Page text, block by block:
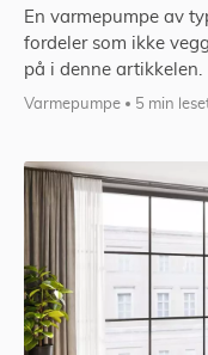
En varmepumpe av
fordeler som ikke
på i denne artikkelen.
Varmepumpe 5 min